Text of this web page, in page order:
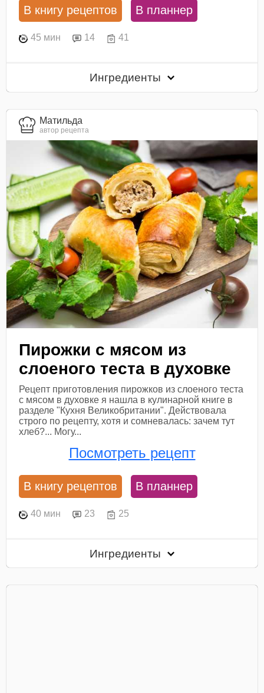
В книгу рецептов В планнер
45 мин 14 41
Ингредиенты
Матильда
автор рецепта
Пирожки с мясом из
слоеного теста в духовке
Рецепт приготовления пирожков из слоеного теста
с мясом в духовке я нашла в кулинарной книге в
разделе "Кухня Великобритании". Действовала
строго по рецепту, хотя и сомневалась: зачем тут
хлеб?... Могу...
Посмотреть рецепт
В книгу рецептов В планнер
40 мин 23 25
Ингредиенты